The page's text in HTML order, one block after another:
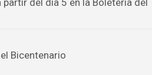
Bicentenario